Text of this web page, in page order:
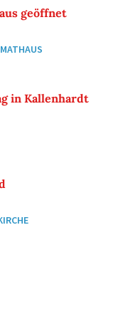
geöffnet
in Kallenhardt